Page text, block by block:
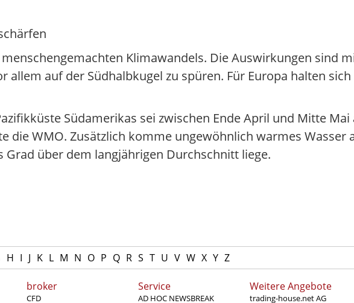
Klimawandels. Die Auswirkungen sind
allem auf der Südhalbkugel zu spüren. Für Europa halten sich
Südamerikas sei zwischen Ende April und Mitte
die WMO. Zusätzlich komme ungewöhnlich warmes Wasser
Grad über dem langjährigen Durchschnitt liege.
H I J K L M N O P Q R S T U V W X Y Z
broker
CFD
Service
AD HOC NEWSBREAK
Weitere Angebote
trading-house.net AG